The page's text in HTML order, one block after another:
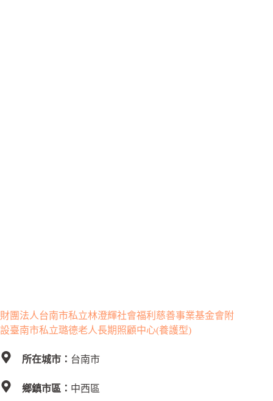
財團法人台南市私立林澄輝社會福利慈善事業基金會附
設臺南市私立璐德老人長期照顧中心(養護型)
所在城市： 台南市
鄉鎮市區： 中西區